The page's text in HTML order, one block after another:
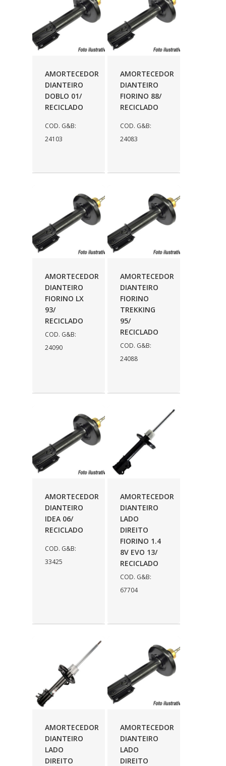
AMORTECEDOR
DIANTEIRO
DOBLO 01/
RECICLADO
COD. G&B:
24103
AMORTECEDOR
DIANTEIRO
FIORINO 88/
RECICLADO
COD. G&B:
24083
AMORTECEDOR
DIANTEIRO
FIORINO LX
93/
RECICLADO
COD. G&B:
24090
AMORTECEDOR
DIANTEIRO
FIORINO
TREKKING
95/
RECICLADO
COD. G&B:
24088
AMORTECEDOR
DIANTEIRO
IDEA 06/
RECICLADO
COD. G&B:
33425
AMORTECEDOR
DIANTEIRO
LADO
DIREITO
FIORINO 1.4
8V EVO 13/
RECICLADO
COD. G&B:
67704
AMORTECEDOR
DIANTEIRO
LADO
DIREITO
AMORTECEDOR
DIANTEIRO
LADO
DIREITO